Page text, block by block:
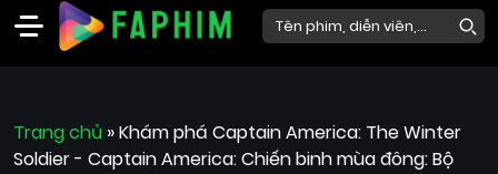
Phim
Mới
Trang chủ »Khám phá Captain America: The Winter
Soldier - Captain America: Chiến binh mùa đông: Bộ